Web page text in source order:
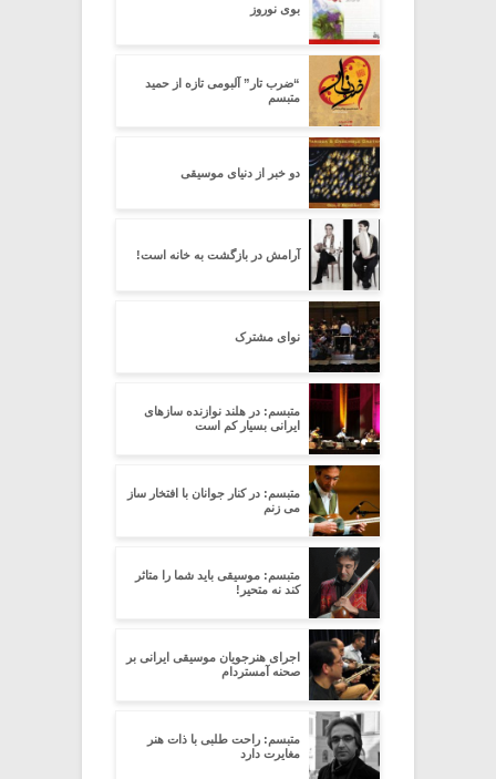
بوی نوروز
“ضرب تار” آلبومی تازه از حمید
متبسم
دو خبر از دنیای موسیقی
آرامش در بازگشت به خانه است!
نوای مشترک
متبسم: در هلند نوازنده سازهای
ایرانی بسیار کم است
متبسم: در کنار جوانان با افتخار ساز
می زنم
متبسم: موسیقی باید شما را متاثر
کند نه متحیر!
اجرای هنرجویان موسیقی ایرانی بر
صحنه آمستردام
متبسم: راحت طلبی با ذات هنر
مغایرت دارد